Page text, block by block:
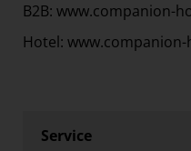
B2B: www.companion-
Hotel:
Service